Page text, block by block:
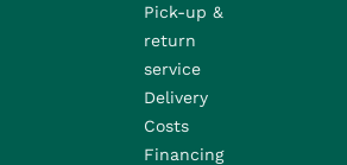
Pick-up &
return
service
Delivery
Costs
Financing